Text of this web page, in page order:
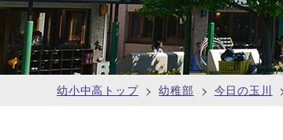
幼小中高トップ 幼稚部 今日の玉川